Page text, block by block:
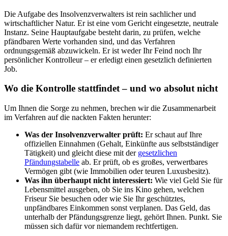
Die Aufgabe des Insolvenzverwalters ist rein sachlicher und
wirtschaftlicher Natur. Er ist eine vom Gericht eingesetzte, neutrale
Instanz. Seine Hauptaufgabe besteht darin, zu prüfen, welche
pfändbaren Werte vorhanden sind, und das Verfahren
ordnungsgemäß abzuwickeln. Er ist weder Ihr Feind noch Ihr
persönlicher Kontrolleur – er erledigt einen gesetzlich definierten
Job.
Wo die Kontrolle stattfindet – und wo absolut nicht
Um Ihnen die Sorge zu nehmen, brechen wir die Zusammenarbeit
im Verfahren auf die nackten Fakten herunter:
Was der Insolvenzverwalter prüft: Er schaut auf Ihre
offiziellen Einnahmen (Gehalt, Einkünfte aus selbstständiger
Tätigkeit) und gleicht diese mit der gesetzlichen
Pfändungstabelle ab. Er prüft, ob es großes, verwertbares
Vermögen gibt (wie Immobilien oder teuren Luxusbesitz).
Was ihn überhaupt nicht interessiert: Wie viel Geld Sie für
Lebensmittel ausgeben, ob Sie ins Kino gehen, welchen
Friseur Sie besuchen oder wie Sie Ihr geschütztes,
unpfändbares Einkommen sonst verplanen. Das Geld, das
unterhalb der Pfändungsgrenze liegt, gehört Ihnen. Punkt. Sie
müssen sich dafür vor niemandem rechtfertigen.